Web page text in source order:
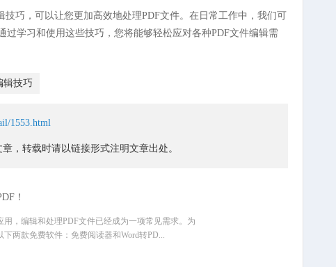
巧，可以让您更加高效地处理PDF文件。在日常工作中，我们可
学习和使用这些技巧，您将能够轻松应对各种PDF文件编辑需
辑技巧
1553.html
，转载时请以链接形式注明文章出处。
！
，编辑和处理PDF文件已经成为一项常见需求。为
两款免费软件：免费阅读器和Word转PD...